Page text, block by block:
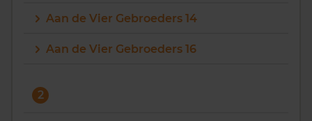
Vragen? Neem contact met ons op
088 220 4200
Aan de Vier Gebroeders 14
Aan de Vier Gebroeders 16
2